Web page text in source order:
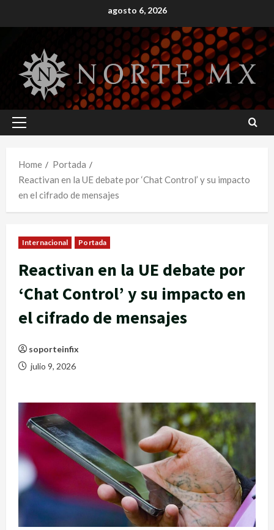
to
agosto 6, 2026
Primary
Home
Portada
Reactivan en la UE debate por ‘Chat Control’ y su impacto
en el cifrado de mensajes
Internacional Portada
Reactivan en la UE debate por
‘Chat Control’ y su impacto en
el cifrado de mensajes
soporteinfix
julio 9, 2026